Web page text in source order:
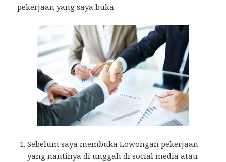
pekerjaan yang saya buka.
Sebelum saya membuka Lowongan pekerjaan
yang nantinya di unggah di social media atau